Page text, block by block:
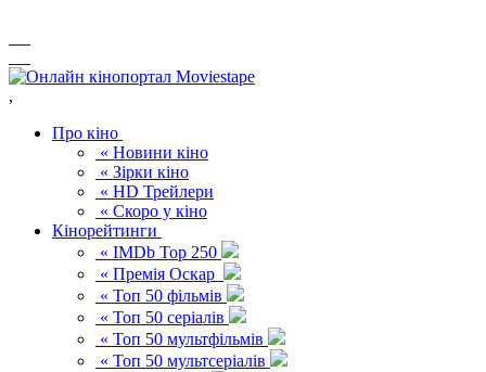
,
Про кіно
« Новини кіно
« Зірки кіно
« HD Трейлери
« Скоро у кіно
Кінорейтинги
« IMDb Top 250
« Премія Оскар
« Топ 50 фільмів
« Топ 50 серіалів
« Топ 50 мультфільмів
« Топ 50 мультсеріалів